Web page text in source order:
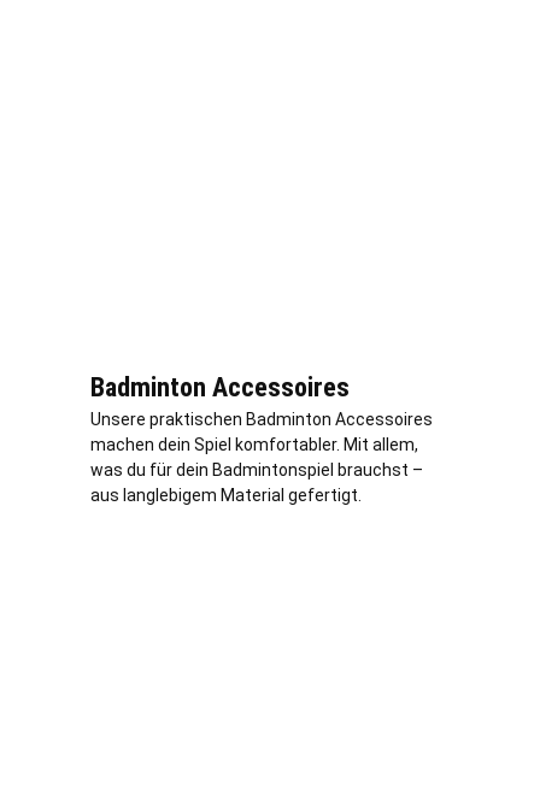
Badminton Accessoires
Unsere praktischen Badminton Accessoires
machen dein Spiel komfortabler. Mit allem,
was du für dein Badmintonspiel brauchst –
aus langlebigem Material gefertigt.